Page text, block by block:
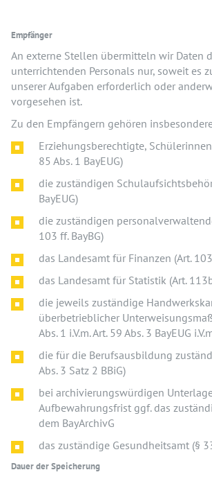
Empfänger
An externe Stellen übermitteln wir Daten
unterrichtenden Personals nur, soweit es
unserer Aufgaben erforderlich oder
vorgesehen ist.
Zu den Empfängern gehören
Erziehungsberechtigte,
85 Abs. 1 BayEUG)
die zuständigen
BayEUG)
die zuständigen
103 ff. BayBG)
das Landesamt für Finanzen (Art.
das Landesamt für Statistik (Art.
die jeweils zuständige
überbetrieblicher
Abs. 1 i.V.m. Art. 59 Abs. 3 BayEUG
die für die Berufsausbildung
Abs. 3 Satz 2 BBiG)
bei archivierungswürdigen
Aufbewahrungsfrist ggf. das
dem BayArchivG
das zuständige Gesundheitsamt (§
Dauer der Speicherung